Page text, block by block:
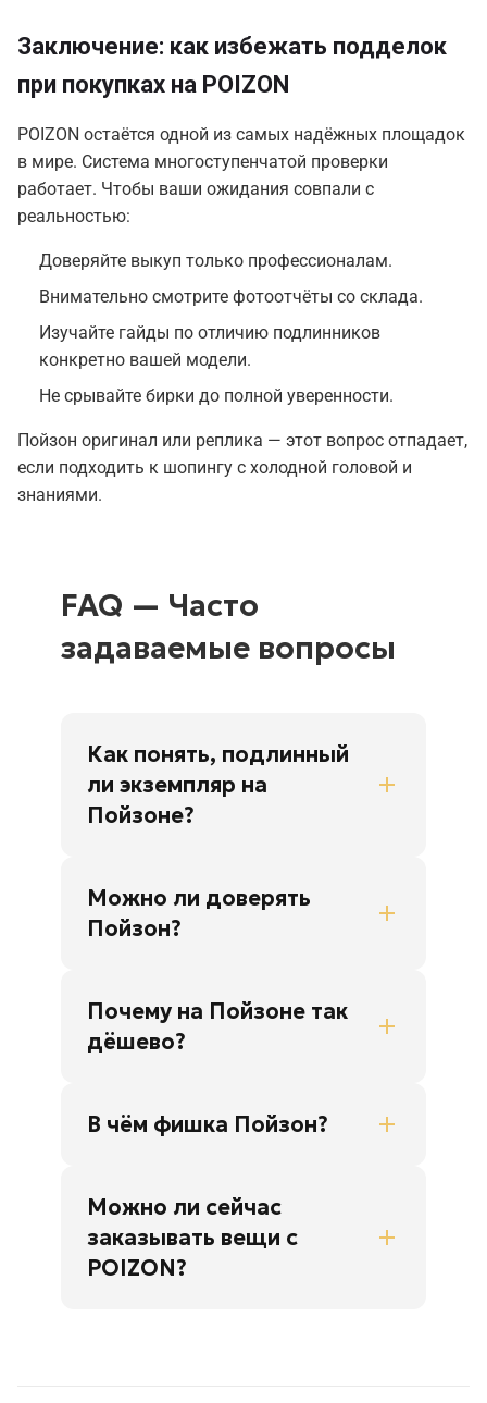
Заключение: как избежать подделок
при покупках на POIZON
POIZON остаётся одной из самых надёжных площадок
в мире. Система многоступенчатой проверки
работает. Чтобы ваши ожидания совпали с
реальностью:
Доверяйте выкуп только профессионалам.
Внимательно смотрите фотоотчёты со склада.
Изучайте гайды по отличию подлинников
конкретно вашей модели.
Не срывайте бирки до полной уверенности.
Пойзон оригинал или реплика — этот вопрос отпадает,
если подходить к шопингу с холодной головой и
знаниями.
FAQ — Часто
задаваемые вопросы
Как понять, подлинный
ли экземпляр на
Пойзоне?
Можно ли доверять
Пойзон?
Почему на Пойзоне так
дёшево?
В чём фишка Пойзон?
Можно ли сейчас
заказывать вещи с
POIZON?